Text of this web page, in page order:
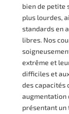
bien de petite
plus lourdes,
standards en
libres. Nos
extrême et
difficiles et
des capacités
augmentation
présentant